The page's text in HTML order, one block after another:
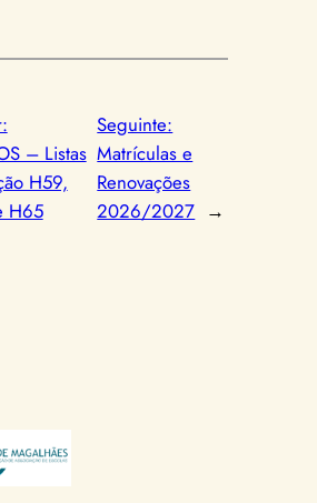
– Listas
H59,
H65
Seguinte:
Matrículas e
Renovações
2026/2027 →